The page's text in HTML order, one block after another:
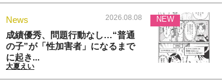
News 2026.08.08
成績優秀、問題行動なし…“普通
の子”が「性加害者」になるまで
に起き...
大夏えい
NEW